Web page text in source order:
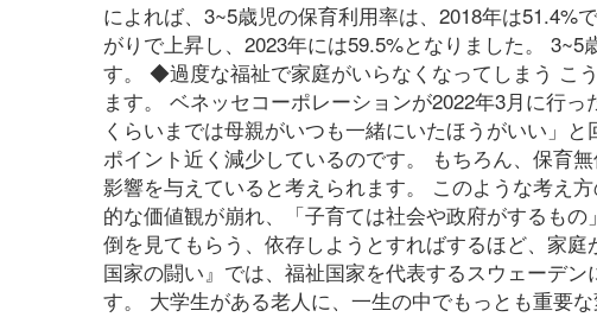
によれば、3~5歳児の保育利用率は、2018年は51.4%
がりで上昇し、2023年には59.5%となりました。
す。 ◆過度な福祉で家庭がいらなくなってしまう こ
ます。 ベネッセコーポレーションが2022年3月に行
くらいまでは母親がいつも一緒にいたほうがいい」
ポイント近く減少しているのです。 もちろん、保育
影響を与えていると考えられます。 このような考え
的な価値観が崩れ、「子育ては社会や政府がするも
倒を見てもらう、依存しようとすればするほど、家
国家の闘い』では、福祉国家を代表するスウェーデ
す。 大学生がある老人に、一生の中でもっとも重要